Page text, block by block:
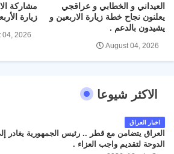
العيداني و الخطابي و عراقجي
يعلنون نجاح خطة زيارة الاربعين و
يشيدون بالدعم .
August 04, 2026
مشاركة
زيارة
04, 2026
الاكثر شيوعا
اخبار العراق
العراق يتضامن مع قطر .. رئيس الجمهورية يغادر
الدوحة لتقديم واجب العزاء .